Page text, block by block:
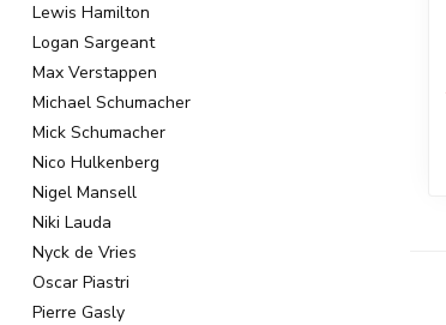
Lewis Hamilton
Logan Sargeant
Max Verstappen
Michael Schumacher
Mick Schumacher
Nico Hulkenberg
Nigel Mansell
Niki Lauda
Nyck de Vries
Oscar Piastri
Pierre Gasly